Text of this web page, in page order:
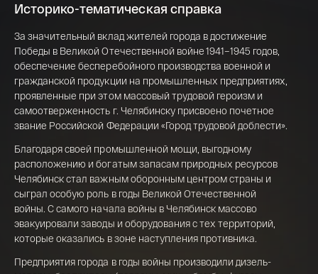
Историко-тематическая справка
За значительный вклад жителей города в достижение
Победы в Великой Отечественной войне 1941–1945 годов,
обеспечение бесперебойного производства военной и
гражданской продукции на промышленных предприятиях,
проявленные при этом массовый трудовой героизм и
самоотверженность г. Челябинску присвоено почетное
звание Российской Федерации «Город трудовой доблести».
Благодаря своей промышленной мощи, выгодному
расположению и богатым запасам природных ресурсов
Челябинск стал важным оборонным центром страны и
сыграл особую роль в годы Великой Отечественной
войны. С самого начала войны в Челябинск массово
эвакуировали заводы и оборудования с тех территорий,
которые оказались в зоне наступления противника.
Предприятия города в годы войны производили дизель-
Российская инвестиционная монета
Георгий Победоносец золото 100 рублей
15,5 гр 2021
142 000 ₽
Имя*
Телефон*